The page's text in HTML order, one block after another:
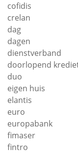
cofidis
crelan
dag
dagen
dienstverband
doorlopend
duo
eigen huis
elantis
euro
europabank
fimaser
fintro